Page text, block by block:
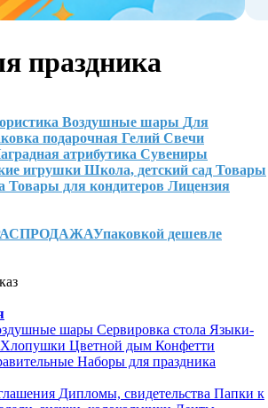
праздника
Воздушные шары Для
подарочная Гелий Свечи
атрибутика Сувениры
игрушки Школа, детский сад Товары
Товары для кондитеров Лицензия
Упаковкой дешевле
шары Сервировка стола Языки-
Хлопушки Цветной дым Конфетти
Наборы для праздника
Дипломы, свидетельства Папки к